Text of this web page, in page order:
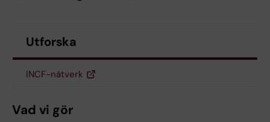
Utforska
INCF-nätverk
Vad vi gör